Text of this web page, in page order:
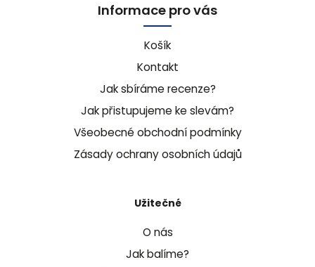
Informace pro vás
Košík
Kontakt
Jak sbíráme recenze?
Jak přistupujeme ke slevám?
Všeobecné obchodní podmínky
Zásady ochrany osobních údajů
Užitečné
O nás
Jak balíme?